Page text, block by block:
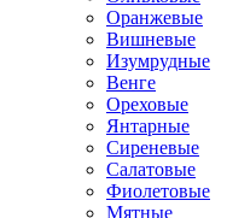
Оранжевые
Вишневые
Изумрудные
Венге
Ореховые
Янтарные
Сиреневые
Салатовые
Фиолетовые
Мятные